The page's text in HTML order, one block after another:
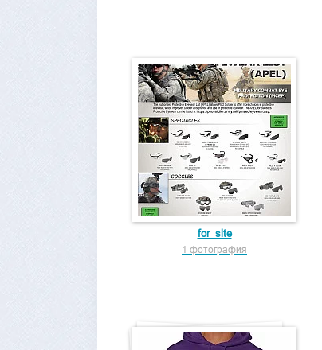
for_site
1 фотография